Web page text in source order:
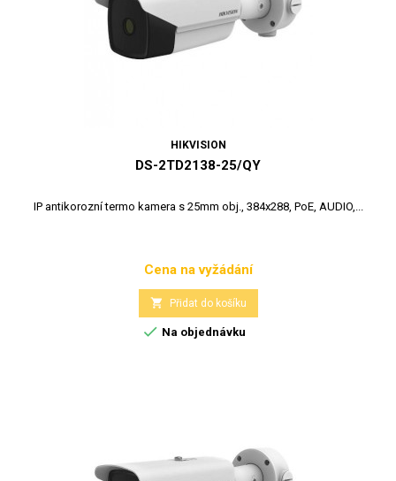
HIKVISION
DS-2TD2138-25/QY
IP antikorozní termo kamera s 25mm obj., 384x288, PoE, AUDIO,...
Cena
Cena na vyžádání
 Přidat do košíku
 Na objednávku